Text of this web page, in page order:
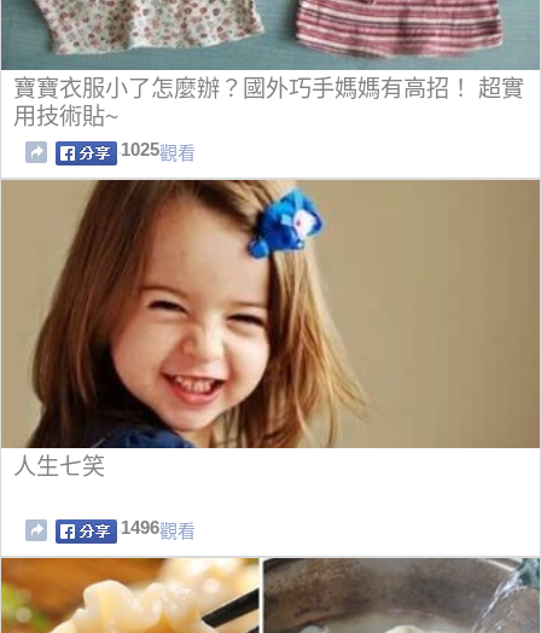
寶寶衣服小了怎麼辦？國外巧手媽媽有高招！ 超實
用技術貼~
1025觀看
人生七笑
1496觀看